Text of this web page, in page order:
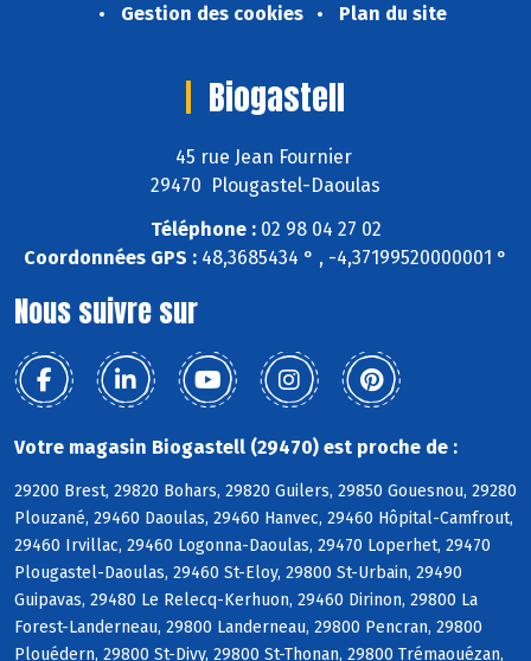
Gestion des cookies
Plan du site
Biogastell
45 rue Jean Fournier
29470 Plougastel-Daoulas
Téléphone :02 98 04 27 02
Coordonnées GPS : 48,3685434 ° , -4,37199520000001 °
Nous suivre sur
Votre magasin Biogastell (29470) est proche de :
29200 Brest, 29820 Bohars, 29820 Guilers, 29850 Gouesnou, 29280
Plouzané, 29460 Daoulas, 29460 Hanvec, 29460 Hôpital-Camfrout,
29460 Irvillac, 29460 Logonna-Daoulas, 29470 Loperhet, 29470
Plougastel-Daoulas, 29460 St-Eloy, 29800 St-Urbain, 29490
Guipavas, 29480 Le Relecq-Kerhuon, 29460 Dirinon, 29800 La
Forest-Landerneau, 29800 Landerneau, 29800 Pencran, 29800
Plouédern, 29800 St-Divy, 29800 St-Thonan, 29800 Trémaouézan,